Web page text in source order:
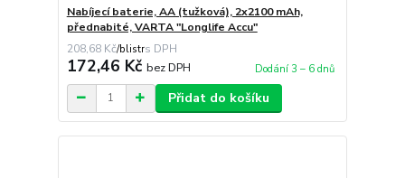
Nabíjecí baterie, AA (tužková), 2x2100 mAh,
přednabité, VARTA "Longlife Accu"
208,68 Kč/blistr
172,46 Kč bez DPH Dodání 3 – 6 dnů
Přidat do košíku